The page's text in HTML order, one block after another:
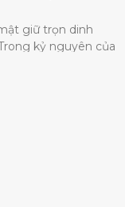
giữ trọn dinh
kỷ nguyên của